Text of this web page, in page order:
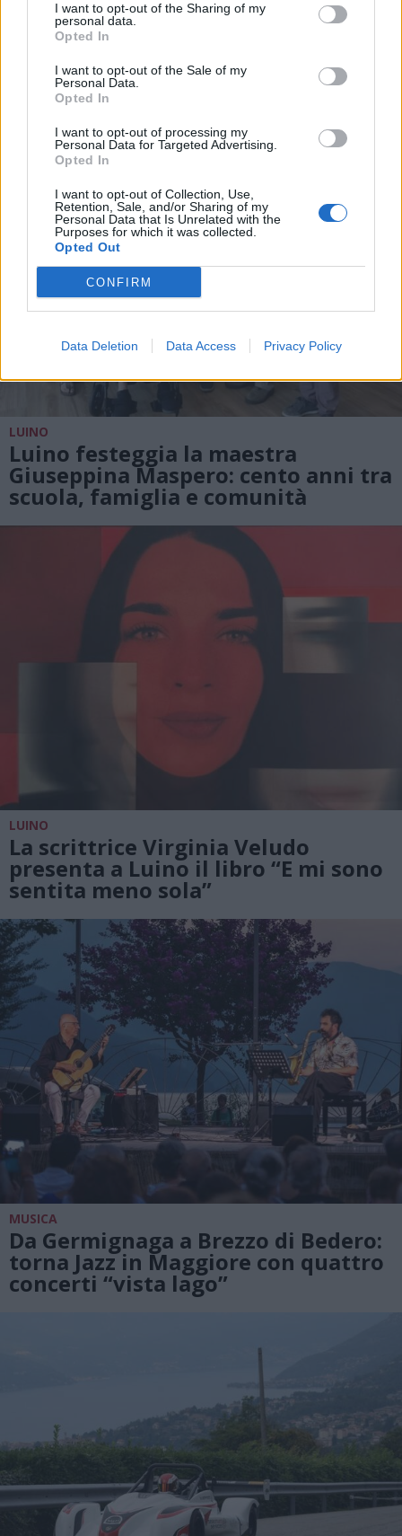
I want to opt-out of the Sharing of my
personal data.
Opted In
I want to opt-out of the Sale of my
Personal Data.
Opted In
I want to opt-out of processing my
Personal Data for Targeted Advertising.
Opted In
I want to opt-out of Collection, Use,
Retention, Sale, and/or Sharing of my
Personal Data that Is Unrelated with the
Purposes for which it was collected.
Opted Out
CONFIRM
Data Deletion Data Access Privacy Policy
LUINO
Luino festeggia la maestra
Giuseppina Maspero: cento anni tra
scuola, famiglia e comunità
LUINO
La scrittrice Virginia Veludo
presenta a Luino il libro “E mi sono
sentita meno sola”
MUSICA
Da Germignaga a Brezzo di Bedero:
torna Jazz in Maggiore con quattro
concerti “vista lago”